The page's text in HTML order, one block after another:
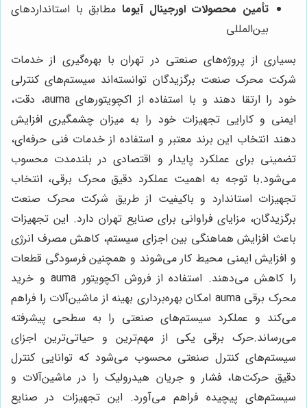
تأمین محصولات اورجینال آیوما مطابق با استانداردهای
بین‌المللی
بسیاری از پروژه‌های صنعتی در تهران با بهره‌گیری از خدمات
شرکت محرک صنعت برگزیدگان توانسته‌اند سیستم‌های کنترلی
خود را ارتقا دهند و با استفاده از اکچویتورهای auma، دقت،
ایمنی و کارایی تجهیزات خود را به میزان چشمگیری افزایش
دهند انتخاب این برند معتبر و استفاده از خدمات فنی حرفه‌ای،
تضمینی برای عملکرد پایدار و اقتصادی در بلندمدت محسوب
می‌شود.با توجه به اهمیت عملکرد دقیق محرک برقی، انتخاب
تجهیزات استاندارد و باکیفیت از طریق شرکت محرک صنعت
برگزیدگان، مزایای فراوانی برای صنایع تهران دارد. این تجهیزات
باعث افزایش هماهنگی بین اجزای سیستم، کاهش مصرف انرژی
و افزایش ایمنی محیط کار می‌شوند و همچنین فرسودگی قطعات
را کاهش می‌دهند. استفاده از فروش اکچویتور auma و خرید
محرک برقی auma امکان بهره‌برداری بهینه از ماشین‌آلات را فراهم
می‌کند و عملکرد سیستم‌های صنعتی را به سطحی پیشرفته
می‌رساند.حرک برقی یکی از مهم‌ترین و حیاتی‌ترین اجزای
سیستم‌های کنترل صنعتی محسوب می‌شود که توانایی کنترل
دقیق حرکت‌ها، فشار و جریان هیدرولیک را در ماشین‌آلات و
سیستم‌های پیچیده فراهم می‌آورد. این تجهیزات در صنایع